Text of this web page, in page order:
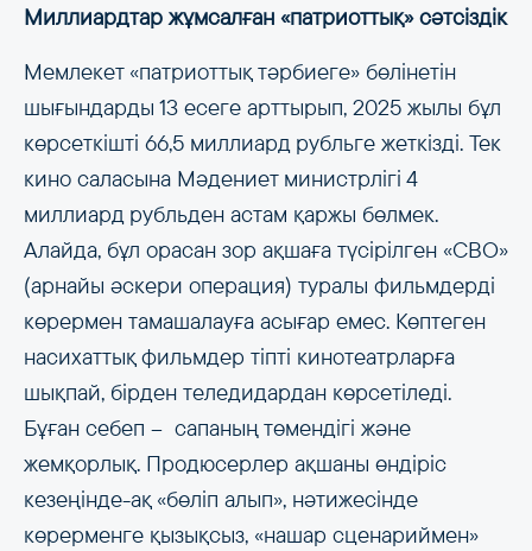
Миллиардтар жұмсалған «патриоттық» сәтсіздік
Мемлекет «патриоттық тәрбиеге» бөлінетін
шығындарды 13 есеге арттырып, 2025 жылы бұл
көрсеткішті 66,5 миллиард рубльге жеткізді. Тек
кино саласына Мәдениет министрлігі 4
миллиард рубльден астам қаржы бөлмек.
Алайда, бұл орасан зор ақшаға түсірілген «СВО»
(арнайы әскери операция) туралы фильмдерді
көрермен тамашалауға асығар емес. Көптеген
насихаттық фильмдер тіпті кинотеатрларға
шықпай, бірден теледидардан көрсетіледі.
Бұған себеп –​​​​​​​ сапаның төмендігі және
жемқорлық. Продюсерлер ақшаны өндіріс
кезеңінде-ақ «бөліп алып», нәтижесінде
көрерменге қызықсыз, «нашар сценариймен»